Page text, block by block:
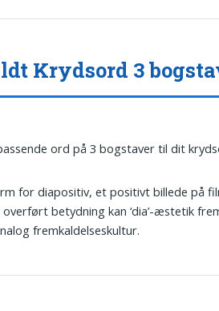
Krydsord 3
ord på 3 bogstaver til dit
for diapositiv, et positivt billede på
betydning kan ‘dia’-æstetik
fremkaldelseskultur.